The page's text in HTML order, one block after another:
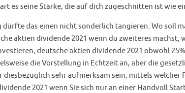
es seine Stärke, die auf dich zugeschnitten ist wie
das einen nicht sonderlich tangieren. Wo soll
aktien dividende 2021 wenn du zweiteres
deutsche aktien dividende 2021 obwohl
die Vorstellung in Echtzeit an, aber die
diesbezüglich sehr aufmerksam sein, mittels
2021 wenn Sie sich nur an einer Handvoll